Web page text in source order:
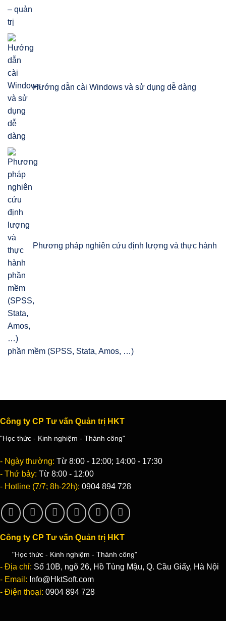
Hướng dẫn cài Windows và sử dụng dễ dàng
Phương pháp nghiên cứu định lượng và thực hành
phần mềm (SPSS, Stata, Amos, …)
Công ty CP Tư vấn Quản trị HKT
"Học thức - Kinh nghiệm - Thành công"
- Ngày thường: Từ 8:00 - 12:00; 14:00 - 17:30
- Thứ bảy: Từ 8:00 - 12:00
- Hotline (7/7; 8h-22h): 0904 894 728
Công ty CP Tư vấn Quản trị HKT
"Học thức - Kinh nghiệm - Thành công"
- Địa chỉ: Số 10B, ngõ 26, Hồ Tùng Mậu, Q. Cầu Giấy, Hà Nội
- Email: Info@HktSoft.com
- Điện thoại: 0904 894 728